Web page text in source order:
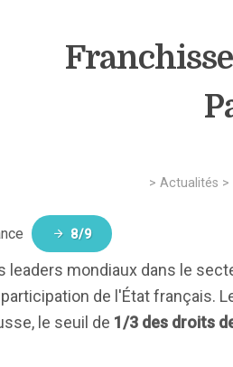
> Actualités >
8/9
leaders mondiaux dans le
de l'État français.
le seuil de 1/3 des droits